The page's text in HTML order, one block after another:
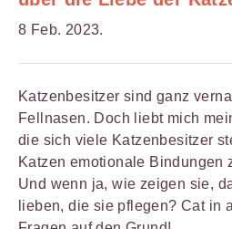
8 Feb. 2023.
Katzenbesitzer sind ganz
Fellnasen. Doch liebt mich
die sich viele Katzenbesitzer
Katzen emotionale Bindungen
Und wenn ja, wie zeigen sie,
lieben, die sie pflegen? Cat in